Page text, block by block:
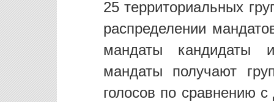
25 территориальных
распределении
мандаты кандидаты
мандаты получают
голосов по сравнению